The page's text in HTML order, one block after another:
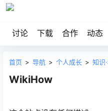
讨论 下载 合作 动态
首页 > 导航 > 个人成长 > 知识
WikiHow